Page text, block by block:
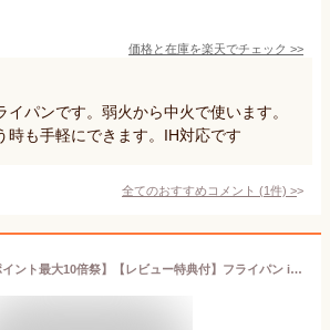
価格と在庫を楽天でチェック >>
イパンです。弱火から中火で使います。
時も手軽にできます。IH対応です
全てのおすすめコメント (1件) >
【12月10日はポイント最大10倍祭】【レビュー特典付】フライパン ih 26cm GREENPAN グリーンパン フライパン 26cm ストゥディオ グリーンパン フライパン IH おしゃれ フッ素加工なし ダイアモンド PFAS FREE ガス火 ギフト IH対応 セラミック 26cm ガス 安心 ブラック